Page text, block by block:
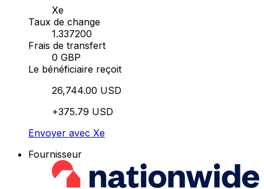
Xe
Taux de change
1.337200
Frais de transfert
0 GBP
Le bénéficiaire reçoit
26,744.00 USD
+375.79 USD
Envoyer avec Xe
Fournisseur